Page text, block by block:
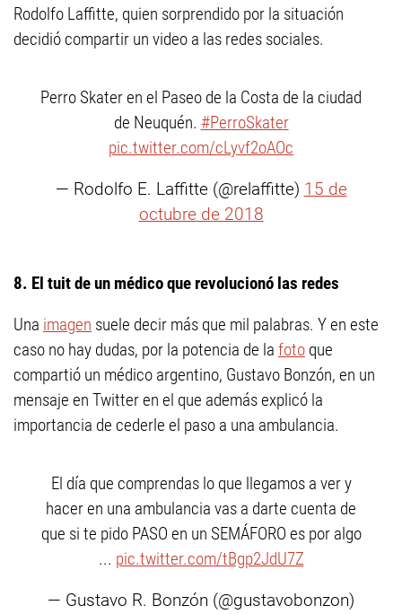
Rodolfo Laffitte, quien sorprendido por la situación
decidió compartir un video a las redes sociales.
Perro Skater en el Paseo de la Costa de la ciudad
de Neuquén. #PerroSkater
pic.twitter.com/cLyvf2oAOc
— Rodolfo E. Laffitte (@relaffitte) 15 de
octubre de 2018
8. El tuit de un médico que revolucionó las redes
Una imagen suele decir más que mil palabras. Y en este
caso no hay dudas, por la potencia de la foto que
compartió un médico argentino, Gustavo Bonzón, en un
mensaje en Twitter en el que además explicó la
importancia de cederle el paso a una ambulancia.
El día que comprendas lo que llegamos a ver y
hacer en una ambulancia vas a darte cuenta de
que si te pido PASO en un SEMÁFORO es por algo
... pic.twitter.com/tBgp2JdU7Z
— Gustavo R. Bonzón (@gustavobonzon)